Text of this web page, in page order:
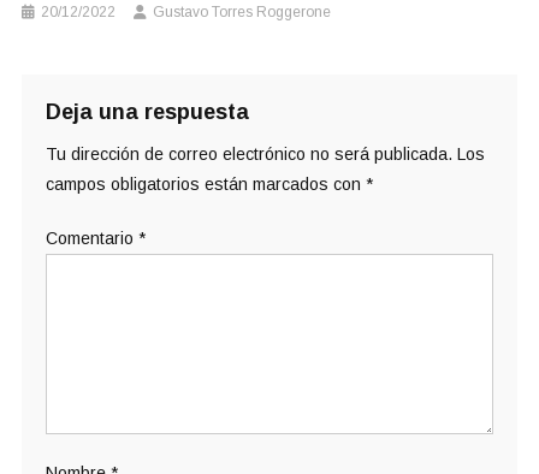
20/12/2022 Gustavo Torres Roggerone
Deja una respuesta
Tu dirección de correo electrónico no será publicada. Los
campos obligatorios están marcados con *
Comentario *